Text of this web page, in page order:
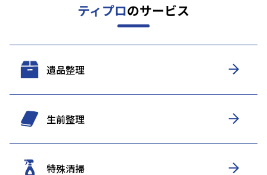
ティプロのサービス
遺品整理
生前整理
特殊清掃